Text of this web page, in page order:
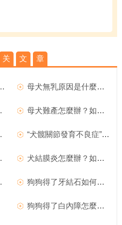
关 文 章
癫痫”）如何治療？ 母犬無乳原因是什麼？母犬產後無奶如何治療？
防？ 母犬難產怎麼辦？如何處理難產的狗狗？
療？ “犬髋關節發育不良症”如何治療？
濕病？ 犬結膜炎怎麼辦？如何治療犬結膜炎？
膜炎 狗狗得了牙結石如何治療？
狗狗得了白內障怎麼辦？如何治療？